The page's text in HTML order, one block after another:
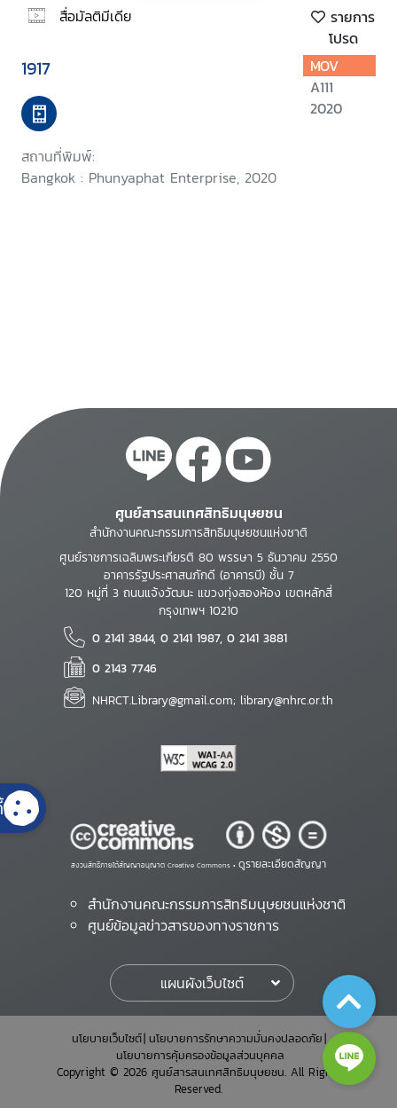
สื่อมัลติมีเดีย
รายการ
โปรด
1917
สถานที่พิมพ์:
Bangkok : Phunyaphat Enterprise, 2020
MOV
A111
2020
ศูนย์สารสนเทศสิทธิมนุษยชน
สำนักงานคณะกรรมการสิทธิมนุษยชนแห่งชาติ
ศูนย์ราชการเฉลิมพระเกียรติ 80 พรรษา 5 ธันวาคม 2550
อาคารรัฐประศาสนภักดี (อาคารบี) ชั้น 7
120 หมู่ที่ 3 ถนนแจ้งวัฒนะ แขวงทุ่งสองห้อง เขตหลักสี่
กรุงเทพฯ 10210
0 2141 3844, 0 2141 1987, 0 2141 3881
0 2143 7746
NHRCT.Library@gmail.com; library@nhrc.or.th
สงวนสิทธิ์ภายใต้สัญญาอนุญาต Creative Commons • ดูรายละเอียดสัญญา
สำนักงานคณะกรรมการสิทธิมนุษยชนแห่งชาติ
ศูนย์ข้อมูลข่าวสารของทางราชการ
แผนผังเว็บไซต์
นโยบายเว็บไซต์ นโยบายการรักษาความมั่นคงปลอดภัย
นโยบายการคุ้มครองข้อมูลส่วนบุคคล
Copyright © 2026 ศูนย์สารสนเทศสิทธิมนุษยชน. All Rights
Reserved.